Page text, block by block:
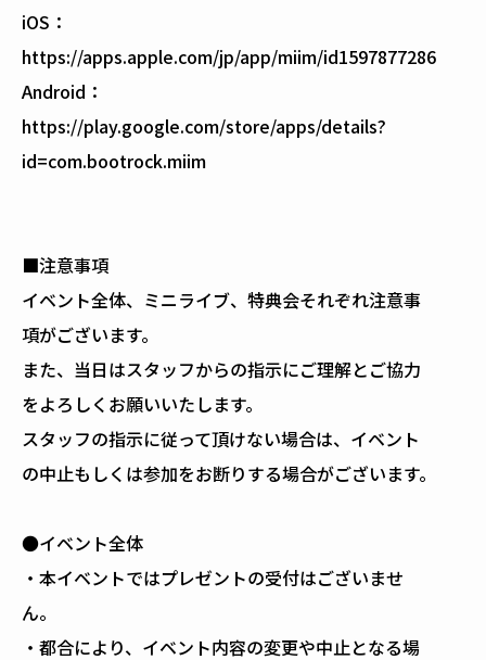
iOS：
https://apps.apple.com/jp/app/miim/id1597877286
Android：
https://play.google.com/store/apps/details?
id=com.bootrock.miim
■注意事項
イベント全体、ミニライブ、特典会それぞれ注意事
項がございます。
また、当日はスタッフからの指示にご理解とご協力
をよろしくお願いいたします。
スタッフの指示に従って頂けない場合は、イベント
の中止もしくは参加をお断りする場合がございます。
●イベント全体
・本イベントではプレゼントの受付はございませ
ん。
・都合により、イベント内容の変更や中止となる場